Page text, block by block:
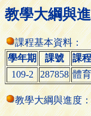
教學大綱與
課程基本資料：
學年期
課號 課
109-2
287858 體育
教學大綱與進度：